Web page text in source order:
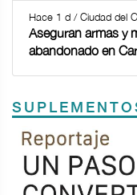
Hace 1 d / Ciudad del
Aseguran armas y
abandonado en